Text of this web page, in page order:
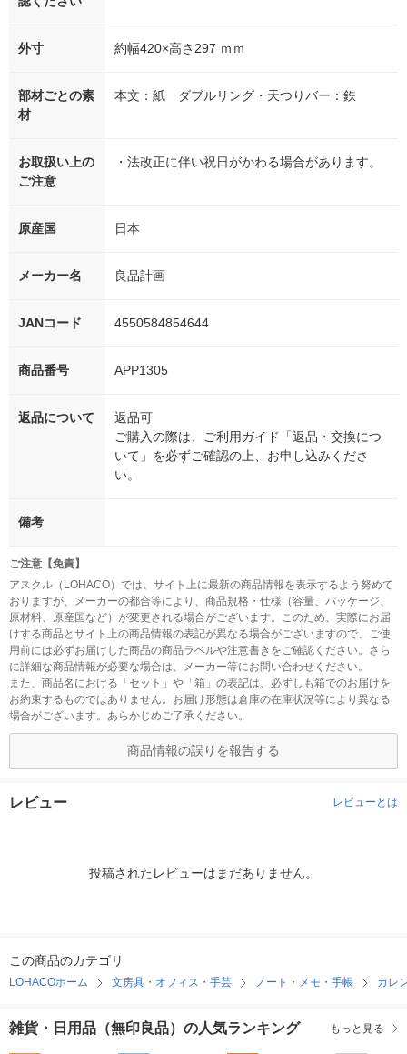
外寸 約幅420×高さ297 ｍｍ
部材ごとの素
材
本文：紙 ダブルリング・天つりバー：鉄
お取扱い上の
ご注意
・法改正に伴い祝日がかわる場合があります。
原産国 日本
メーカー名 良品計画
JANコード 4550584854644
商品番号 APP1305
返品について
返品可
ご購入の際は、ご利用ガイド「返品・交換につ
いて」を必ずご確認の上、お申し込みくださ
い。
備考
ご注意【免責】
アスクル（LOHACO）では、サイト上に最新の商品情報を表示するよう努めて
おりますが、メーカーの都合等により、商品規格・仕様（容量、パッケージ、
原材料、原産国など）が変更される場合がございます。このため、実際にお届
けする商品とサイト上の商品情報の表記が異なる場合がございますので、ご使
用前には必ずお届けした商品の商品ラベルや注意書きをご確認ください。さら
に詳細な商品情報が必要な場合は、メーカー等にお問い合わせください。
また、商品名における「セット」や「箱」の表記は、必ずしも箱でのお届けを
お約束するものではありません。お届け形態は倉庫の在庫状況等により異なる
場合がございます。あらかじめご了承ください。
商品情報の誤りを報告する
レビュー レビューとは
投稿されたレビューはまだありません。
この商品のカテゴリ
LOHACOホーム 文房具・オフィス・手芸 ノート・メモ・手帳 カレ
雑貨・日用品（無印良品）の人気ランキング もっと見る